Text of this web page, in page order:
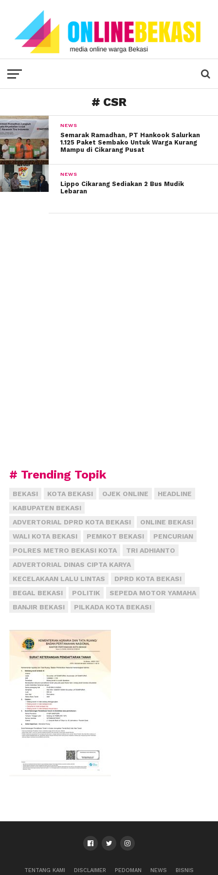
# CSR
NEWS
Semarak Ramadhan, PT Hankook Salurkan
1.125 Paket Sembako Untuk Warga Kurang
Mampu di Cikarang Pusat
NEWS
Lippo Cikarang Sediakan 2 Bus Mudik
Lebaran
# Trending Topik
BEKASI KOTA BEKASI OJEK ONLINE
HEADLINE
KABUPATEN BEKASI
ADVERTORIAL DPRD KOTA BEKASI
ONLINE BEKASI
WALI KOTA BEKASI
PEMKOT BEKASI
PENCURIAN
POLRES METRO BEKASI KOTA
TRI ADHIANTO
ADVERTORIAL DINAS CIPTA KARYA
KECELAKAAN LALU LINTAS
DPRD KOTA BEKASI
BEGAL BEKASI
POLITIK
SEPEDA MOTOR YAMAHA
BANJIR BEKASI
PILKADA KOTA BEKASI
TENTANG KAMI DISCLAIMER PEDOMAN NEWS BISNIS